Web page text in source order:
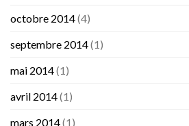
octobre 2014(4)
septembre 2014(1)
mai 2014(1)
avril 2014(1)
mars 2014(1)